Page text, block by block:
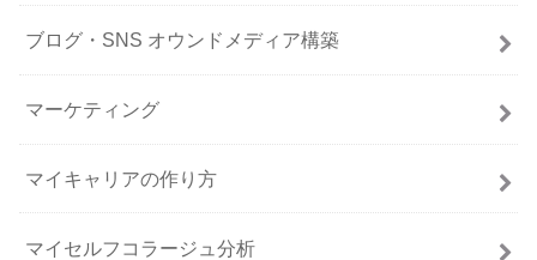
ブログ・SNS オウンドメディア構築
マーケティング
マイキャリアの作り方
マイセルフコラージュ分析